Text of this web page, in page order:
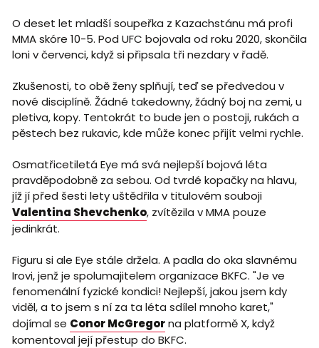
O deset let mladší soupeřka z Kazachstánu má profi
MMA skóre 10-5. Pod UFC bojovala od roku 2020, skončila
loni v červenci, když si připsala tři nezdary v řadě.
Zkušenosti, to obě ženy splňují, teď se předvedou v
nové disciplíně. Žádné takedowny, žádný boj na zemi, u
pletiva, kopy. Tentokrát to bude jen o postoji, rukách a
pěstech bez rukavic, kde může konec přijít velmi rychle.
Osmatřicetiletá Eye má svá nejlepší bojová léta
pravděpodobně za sebou. Od tvrdé kopačky na hlavu,
jíž jí před šesti lety uštědřila v titulovém souboji
Valentina Shevchenko, zvítězila v MMA pouze
jedinkrát.
Figuru si ale Eye stále držela. A padla do oka slavnému
Irovi, jenž je spolumajitelem organizace BKFC. "Je ve
fenomenální fyzické kondici! Nejlepší, jakou jsem kdy
viděl, a to jsem s ní za ta léta sdílel mnoho karet,"
dojímal se Conor McGregorna platformě X, když
komentoval její přestup do BKFC.